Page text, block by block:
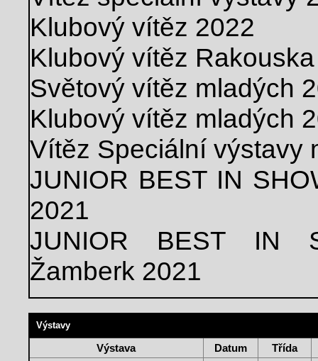
Klubový vítěz 2022
Klubový vítěz
Světový vítěz mladých
Klubový vítěz mladých
Vítěz Speciální výstavy
JUNIOR BEST IN
2021
JUNIOR BEST IN
Žamberk 2021
Výstavy
Výstava Datum Třída